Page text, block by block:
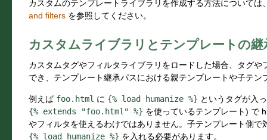
カスタムのテンプレートライブラリを作成する方法については
and filters を参照してください。
カスタムライブラリとテンプレートの継
カスタムタグやフィルタライブラリをロードした場合、タグ
でき、テンプレート継承パスにおける親テンプレートや子テン
例えば foo.html に {% load humanize %} というタグが入
{% extends "foo.html" %} を使っているテンプレート) で
やフィルタを使えるわけではありません。子テンプレート側で
{% load humanize %} を入れる必要があります。